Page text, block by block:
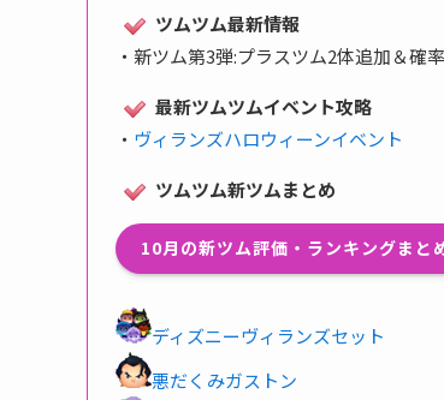
ツムツム最新情報
・ 新ツム第3弾:プラスツム2体追加＆確
最新ツムツムイベント攻略
・ ヴィランズハロウィーンイベント
ツムツム新ツムまとめ
10月の新ツム評価・ランキングまと
ディズニーヴィランズセット
悪だくみガストン